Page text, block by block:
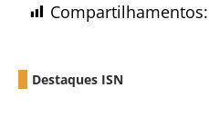
Compartilhamentos:
Destaques ISN